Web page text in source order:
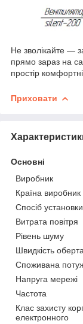
Не зволікайте —
прямо зараз на
простір
Приховати
Основні
Виробник
Країна виробник
Спосіб установки
Витрата повітря
Рівень шуму
Швидкість
Споживана
Напруга мережі
Частота
Клас захисту
електронного